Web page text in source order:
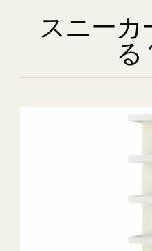
スニーカ
る